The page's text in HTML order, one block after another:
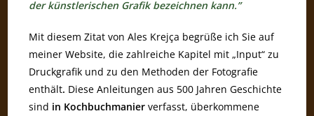
der künstlerischen Grafik bezeichnen kann.”
Mit diesem Zitat von Ales Krejça begrüße ich Sie auf
meiner Website, die zahlreiche Kapitel mit „Input“ zu
Druckgrafik und zu den Methoden der Fotografie
enthält. Diese Anleitungen aus 500 Jahren Geschichte
sind in Kochbuchmanier verfasst, überkommene